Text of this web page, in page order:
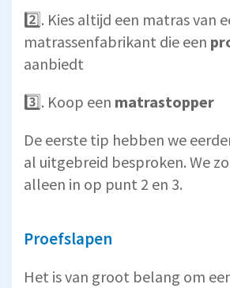
2️⃣. Kies altijd een matras van
matrassenfabrikant die een
aanbiedt
3️⃣. Koop een matrastopper
De eerste tip hebben we
al uitgebreid besproken. We
alleen in op punt 2 en 3.
Proefslapen
Het is van groot belang om